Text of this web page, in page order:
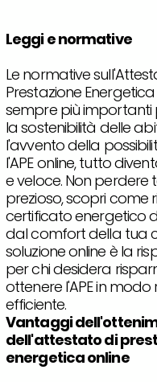
Leggi e normative
Le normative
Prestazione
sempre più
la sostenibilità delle
l'avvento della
l'APE online, tutto
e veloce. Non perdere
prezioso, scopri come
certificato energetico
dal comfort della tua
soluzione online è la
per chi desidera
ottenere l'APE in
efficiente.
Vantaggi
dell'attestato di
energetica online